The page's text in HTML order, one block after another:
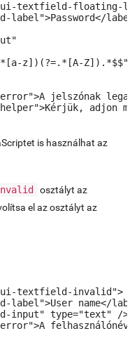
textfield-floating-
label">Password</label>
z])(?=.*[A-Z]).*$$"
jelszónak
adjon
is használhat az
osztályt az
el az osztályt az
textfield-invalid">
label">User name</
input" type="text" />
felhasználónév